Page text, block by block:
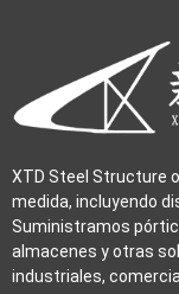
XTD Steel Structure
medida, incluyendo
Suministramos
almacenes y otras
industriales,